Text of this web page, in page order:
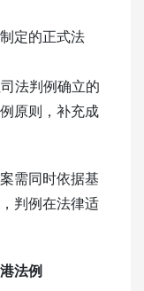
定的正式法
法判例确立的
原则，补充成
需同时依据基
判例在法律适
法例